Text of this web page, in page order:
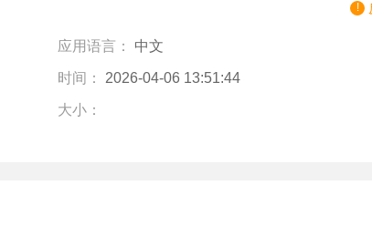
应用语言： 中文
时间： 2026-04-06 13:51:44
大小：